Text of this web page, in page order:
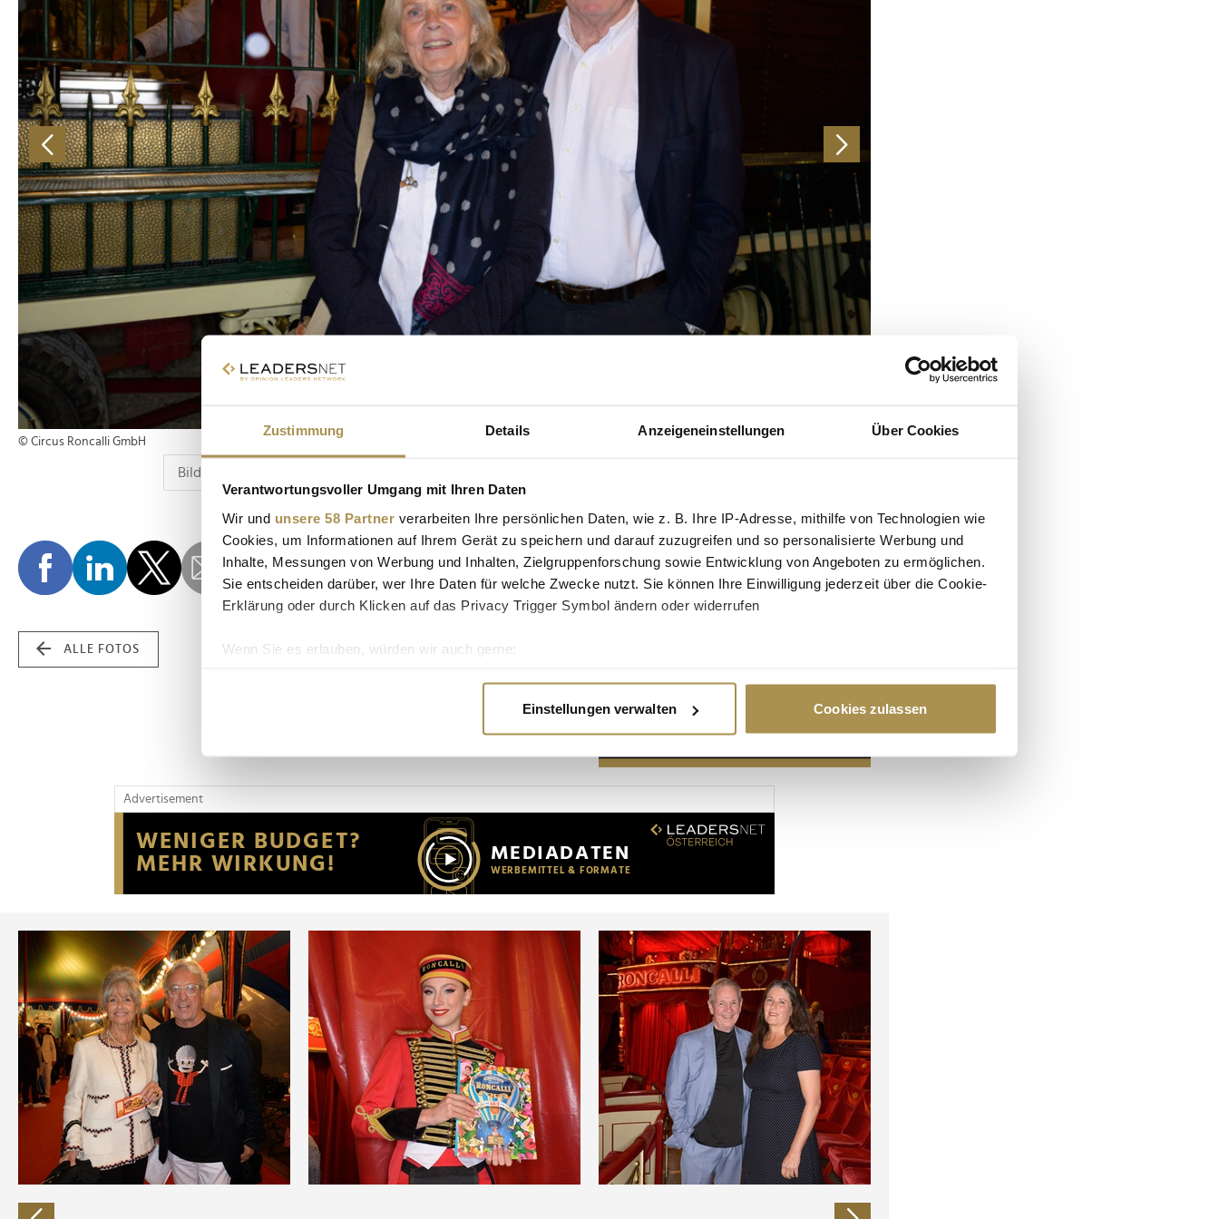
Zustimmung Details Anzeigeneinstellungen Über Cookies
Verantwortungsvoller Umgang mit Ihren Daten
Wir und unsere 58 Partner verarbeiten Ihre persönlichen Daten, wie z. B. Ihre IP-Adresse, mithilfe von Technologien wie
Cookies, um Informationen auf Ihrem Gerät zu speichern und darauf zuzugreifen und so personalisierte Werbung und
Inhalte, Messungen von Werbung und Inhalten, Zielgruppenforschung sowie Entwicklung von Angeboten zu ermöglichen.
Sie entscheiden darüber, wer Ihre Daten für welche Zwecke nutzt. Sie können Ihre Einwilligung jederzeit über die Cookie-
Erklärung oder durch Klicken auf das Privacy Trigger Symbol ändern oder widerrufen
Wenn Sie es erlauben, würden wir auch gerne:
Erfahren Sie mehr darüber, wie Ihre persönlichen Daten verarbeitet werden, und legen Sie Ihre Präferenzen im
Wir verwenden Cookies, um Inhalte und Anzeigen zu personalisieren, Funktionen für soziale Medien anbieten zu können
Website an unsere Partner für soziale Medien, Werbung und Analysen weiter. Unsere Partner führen diese Informationen
möglicherweise mit weiteren Daten zusammen, die Sie ihnen bereitgestellt haben oder die sie im Rahmen Ihrer Nutzung
der Dienste gesammelt haben.
Einstellungen verwalten Cookies zulassen
© Circus Roncalli GmbH
ALLE FOTOS
Advertisement
Advertisement